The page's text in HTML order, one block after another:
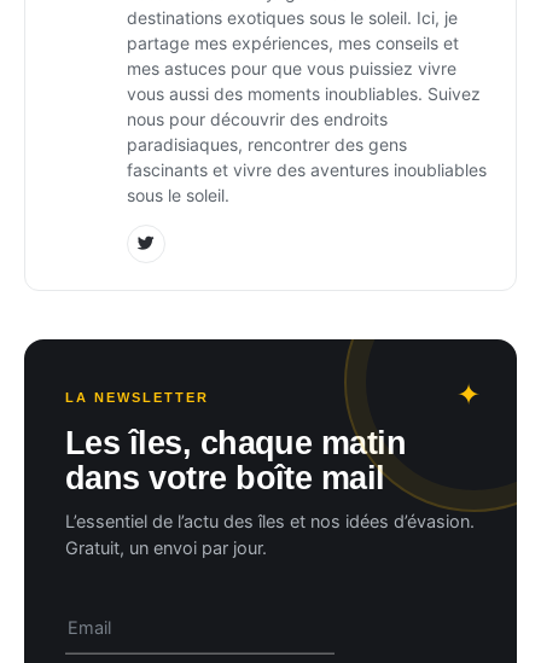
destinations exotiques sous le soleil. Ici, je
partage mes expériences, mes conseils et
mes astuces pour que vous puissiez vivre
vous aussi des moments inoubliables. Suivez
nous pour découvrir des endroits
paradisiaques, rencontrer des gens
fascinants et vivre des aventures inoubliables
sous le soleil.
LA NEWSLETTER
Les îles, chaque matin
dans votre boîte mail
L’essentiel de l’actu des îles et nos idées d’évasion.
Gratuit, un envoi par jour.